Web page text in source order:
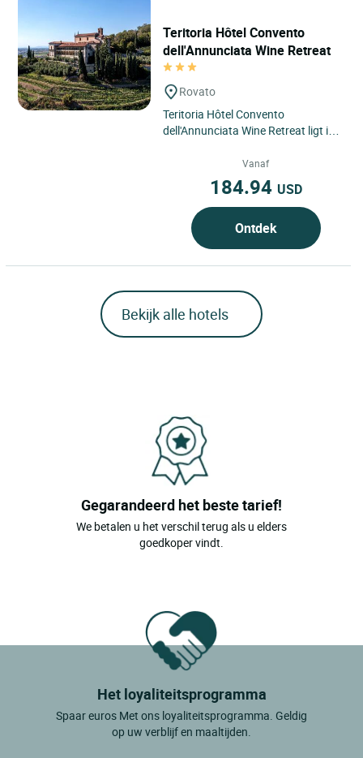
Teritoria Hôtel Convento
dell'Annunciata Wine Retreat
Rovato
Teritoria Hôtel Convento
dell'Annunciata Wine Retreat ligt in
Lombardije, te midden van...
Vanaf
184.94 USD
Ontdek
Bekijk alle hotels
Gegarandeerd het beste tarief!
We betalen u het verschil terug als u elders
goedkoper vindt.
Het loyaliteitsprogramma
Spaar euros Met ons loyaliteitsprogramma. Geldig
op uw verblijf en maaltijden.